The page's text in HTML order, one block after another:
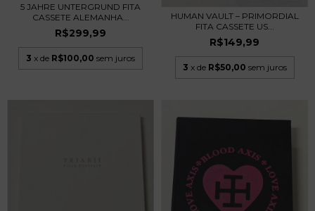
5 JAHRE UNTERGRUND FITA
CASSETE ALEMANHA...
R$299,99
3 x de R$100,00 sem juros
HUMAN VAULT – PRIMORDIAL
FITA CASSETE US...
R$149,99
3 x de R$50,00 sem juros